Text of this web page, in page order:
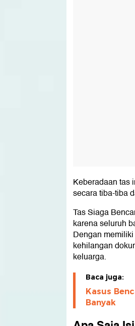
Keberadaan tas
secara tiba-tiba
Tas Siaga
karena seluruh
Dengan
kehilangan
keluarga.
Baca juga:
Kasus
Banyak